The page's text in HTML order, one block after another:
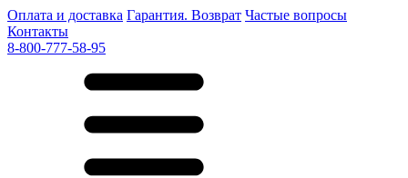
Оплата и доставка Гарантия. Возврат Частые вопросы
Контакты
8-800-777-58-95